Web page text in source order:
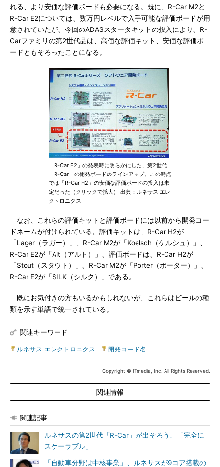
れる、より安価な評価ボードも必要になる。既に、R-Car M2と
R-Car E2については、数万円レベルで入手可能な評価ボードが用
意されていたが、今回のADASスタータキットの投入により、R-
Carファミリの第2世代品は、高価な評価キット、安価な評価ボ
ードともそろったことになる。
「R-Car E2」の発表時に明らかにした、第2世代
「R-Car」の開発ボードのラインアップ。この時点
では「R-Car H2」の安価な評価ボードの投入は未
定だった（クリックで拡大） 出典：ルネサス エレ
クトロニクス
なお、これらの評価キットと評価ボードには以前から開発コー
ドネームが付けられている。評価キットは、R-Car H2が
「Lager（ラガー）」、R-Car M2が「Koelsch（ケルシュ）」、
R-Car E2が「Alt（アルト）」、評価ボードは、R-Car H2が
「Stout（スタウト）」、R-Car M2が「Porter（ポーター）」、
R-Car E2が「SILK（シルク）」である。
既にお気付きの方もいるかもしれないが、これらはビールの種
類を示す単語で統一されている。
関連キーワード
ルネサス エレクトロニクス 開発コード名
Copyright © ITmedia, Inc. All Rights Reserved.
関連情報
関連記事
ルネサスの第2世代「R-Car」が出そろう、「完全に
スケーラブル」
「自動車分野は中核事業」、ルネサスが9コア搭載の